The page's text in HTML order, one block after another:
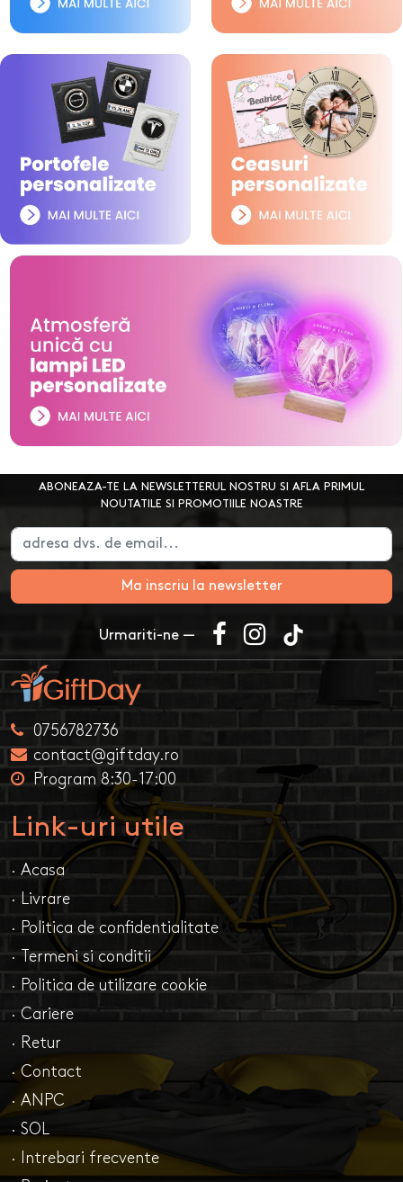
ABONEAZA-TE LA NEWSLETTERUL NOSTRU SI AFLA PRIMUL
NOUTATILE SI PROMOTIILE NOASTRE
Ma inscriu la newsletter
Urmariti-ne —
0756782736
contact@giftday.ro
Program 8:30-17:00
Link-uri utile
· Acasa
· Livrare
· Politica de confidentialitate
· Termeni si conditii
· Politica de utilizare cookie
· Cariere
· Retur
· Contact
· ANPC
· SOL
· Intrebari frecvente